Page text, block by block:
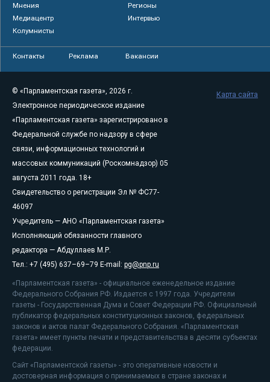
Мнения
Регионы
Медиацентр
Интервью
Колумнисты
Контакты Реклама Вакансии
© «Парламентская газета», 2026 г.
Электронное периодическое издание
«Парламентская газета» зарегистрировано в
Федеральной службе по надзору в сфере
связи, информационных технологий и
массовых коммуникаций (Роскомнадзор) 05
августа 2011 года. 18+
Свидетельство о регистрации Эл № ФС77-
46097
Учредитель — АНО «Парламентская газета»
Исполняющий обязанности главного
редактора — Абдуллаев М.Р.
Тел.: +7 (495) 637–69–79 E-mail: pg@pnp.ru
«Парламентская газета» - официальное еженедельное издание
Федерального Собрания РФ. Издается с 1997 года. Учредители
газеты - Государственная Дума и Совет Федерации РФ. Официальный
публикатор федеральных конституционных законов, федеральных
законов и актов палат Федерального Собрания. «Парламентская
газета» имеет пункты печати и представительства в десяти субъектах
федерации.
Сайт «Парламентской газеты» - это оперативные новости и
достоверная информация о принимаемых в стране законах и
Карта сайта